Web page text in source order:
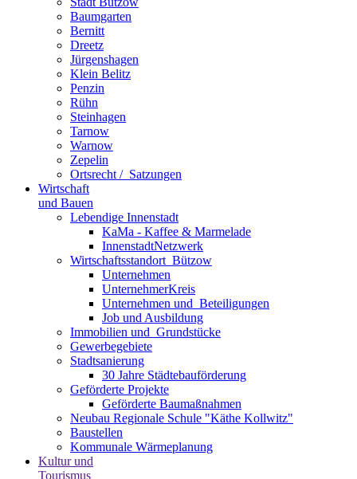
Baumgarten
Bernitt
Dreetz
Jürgenshagen
Klein Belitz
Penzin
Rühn
Steinhagen
Tarnow
Warnow
Zepelin
Ortsrecht / ­ Satzungen
Wirtschaft
und Bauen
Lebendige Innenstadt
KaMa - Kaffee & Marmelade
InnenstadtNetzwerk
Wirtschaftsstand­ort ­ Bützow
Unternehmen
UnternehmerKreis
Unternehmen und ­ Beteiligungen
Job und Ausbildung
Immobilien und ­ Grundstücke
Gewerbegebiete
Stadtsanierung
30 Jahre Städtebauförderung
Geförderte Projekte
Geförderte Baumaßnahmen
Neubau Regionale Schule "Käthe Kollwitz"
Baustellen
Kommunale Wärmeplanung
Kultur und
Tourismus